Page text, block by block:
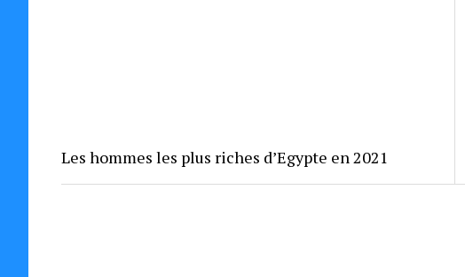
Les hommes les plus riches d’Egypte en 2021